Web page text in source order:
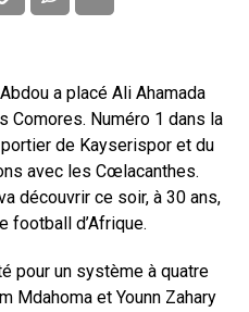
a placé Ali Ahamada
Comores. Numéro 1 dans la
portier de Kayserispor et du
avec les Cœlacanthes.
découvrir ce soir, à 30 ans,
football d’Afrique.
pour un système à quatre
Mdahoma et Younn Zahary